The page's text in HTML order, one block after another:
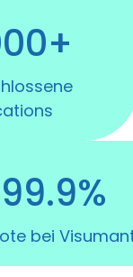
99.9%
bei